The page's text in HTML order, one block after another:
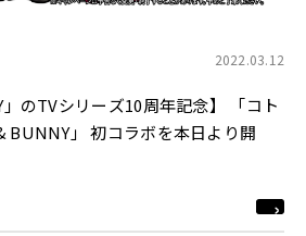
2022.03.12
」のTVシリーズ10周年記念】 「コト
」 初コラボを本日より開